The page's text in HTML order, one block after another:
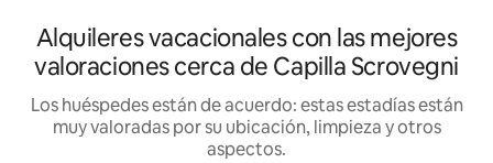
Alquileres vacacionales con las mejores
valoraciones cerca de Capilla Scrovegni
Los huéspedes están de acuerdo: estas estadías están
muy valoradas por su ubicación, limpieza y otros
aspectos.